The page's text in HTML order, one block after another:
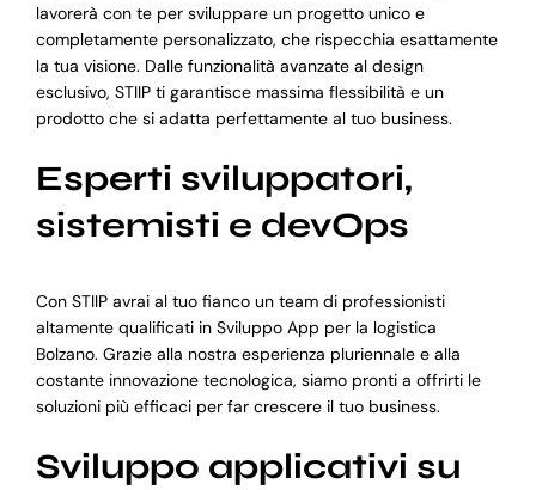
lavorerà con te per sviluppare un progetto unico e
completamente personalizzato, che rispecchia esattamente
la tua visione. Dalle funzionalità avanzate al design
esclusivo, STIIP ti garantisce massima flessibilità e un
prodotto che si adatta perfettamente al tuo business.
Esperti sviluppatori,
sistemisti e devOps
Con STIIP avrai al tuo fianco un team di professionisti
altamente qualificati in Sviluppo App per la logistica
Bolzano. Grazie alla nostra esperienza pluriennale e alla
costante innovazione tecnologica, siamo pronti a offrirti le
soluzioni più efficaci per far crescere il tuo business.
Sviluppo applicativi su